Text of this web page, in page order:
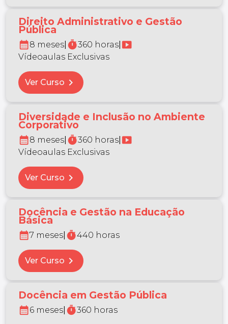
Direito Administrativo e Gestão
Pública
calendar_month8 meses timer360 horas smart_display
Vídeoaulas Exclusivas
Ver Curso chevron_right
Diversidade e Inclusão no Ambiente
Corporativo
calendar_month8 meses timer360 horas smart_display
Vídeoaulas Exclusivas
Ver Curso chevron_right
Docência e Gestão na Educação
Básica
calendar_month7 meses timer440 horas
Ver Curso chevron_right
Docência em Gestão Pública
calendar_month6 meses timer360 horas